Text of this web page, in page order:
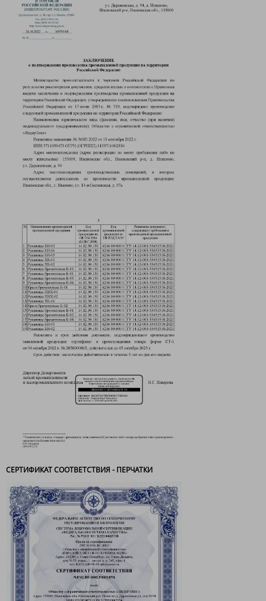
СЕРТИФИКАТ СООТВЕТСТВИЯ - ПЕРЧАТКИ